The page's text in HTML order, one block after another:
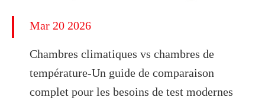
Mar 20 2026
Chambres climatiques vs chambres de
température-Un guide de comparaison
complet pour les besoins de test modernes